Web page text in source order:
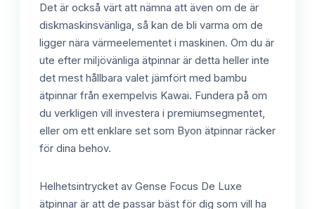
Det är också värt att nämna att även om de är
diskmaskinsvänliga, så kan de bli varma om de
ligger nära värmeelementet i maskinen. Om du är
ute efter miljövänliga ätpinnar är detta heller inte
det mest hållbara valet jämfört med bambu
ätpinnar från exempelvis Kawai. Fundera på om
du verkligen vill investera i premiumsegmentet,
eller om ett enklare set som Byon ätpinnar räcker
för dina behov.
Helhetsintrycket av Gense Focus De Luxe
ätpinnar är att de passar bäst för dig som vill ha